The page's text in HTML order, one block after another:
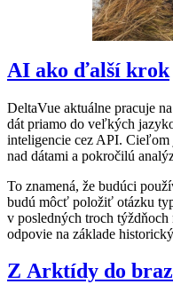
AI ako ďalší krok
DeltaVue aktuálne pracuje
dát priamo do veľkých
inteligencie cez API.
nad dátami a pokročilú
To znamená, že budúci
budú môcť položiť otázku
v posledných troch
odpovie na základe
Z Arktídy do